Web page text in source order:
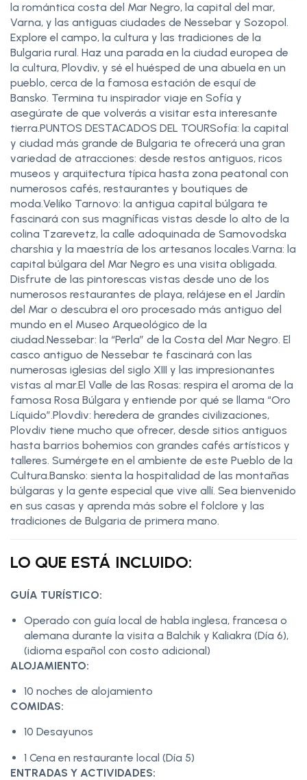
la romántica costa del Mar Negro, la capital del mar,
Varna, y las antiguas ciudades de Nessebar y Sozopol.
Explore el campo, la cultura y las tradiciones de la
Bulgaria rural. Haz una parada en la ciudad europea de
la cultura, Plovdiv, y sé el huésped de una abuela en un
pueblo, cerca de la famosa estación de esquí de
Bansko. Termina tu inspirador viaje en Sofía y
asegúrate de que volverás a visitar esta interesante
tierra.PUNTOS DESTACADOS DEL TOURSofía: la capital
y ciudad más grande de Bulgaria te ofrecerá una gran
variedad de atracciones: desde restos antiguos, ricos
museos y arquitectura típica hasta zona peatonal con
numerosos cafés, restaurantes y boutiques de
moda.Veliko Tarnovo: la antigua capital búlgara te
fascinará con sus magníficas vistas desde lo alto de la
colina Tzarevetz, la calle adoquinada de Samovodska
charshia y la maestría de los artesanos locales.Varna: la
capital búlgara del Mar Negro es una visita obligada.
Disfrute de las pintorescas vistas desde uno de los
numerosos restaurantes de playa, relájese en el Jardín
del Mar o descubra el oro procesado más antiguo del
mundo en el Museo Arqueológico de la
ciudad.Nessebar: la “Perla” de la Costa del Mar Negro. El
casco antiguo de Nessebar te fascinará con las
numerosas iglesias del siglo XIII y las impresionantes
vistas al mar.El Valle de las Rosas: respira el aroma de la
famosa Rosa Búlgara y entiende por qué se llama “Oro
Líquido”.Plovdiv: heredera de grandes civilizaciones,
Plovdiv tiene mucho que ofrecer, desde sitios antiguos
hasta barrios bohemios con grandes cafés artísticos y
talleres. Sumérgete en el ambiente de este Pueblo de la
Cultura.Bansko: sienta la hospitalidad de las montañas
búlgaras y la gente especial que vive allí. Sea bienvenido
en sus casas y aprenda más sobre el folclore y las
tradiciones de Bulgaria de primera mano.
LO QUE ESTÁ INCLUIDO:
GUÍA TURÍSTICO:
Operado con guía local de habla inglesa, francesa o
alemana durante la visita a Balchik y Kaliakra (Día 6),
(idioma español con costo adicional)
ALOJAMIENTO:
10 noches de alojamiento
COMIDAS:
10 Desayunos
1 Cena en restaurante local (Día 5)
ENTRADAS Y ACTIVIDADES: